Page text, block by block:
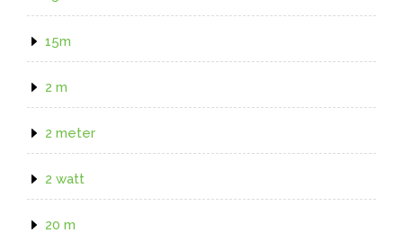
15m
2 m
2 meter
2 watt
20 m